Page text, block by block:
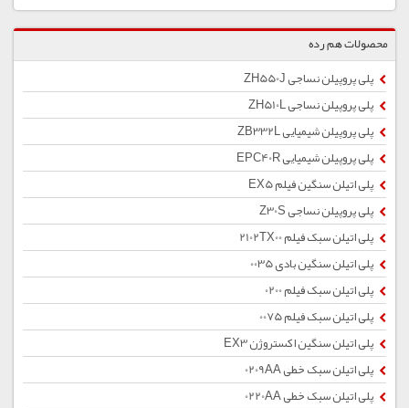
محصولات هم رده
پلی پروپیلن نساجی ZH550J
پلی پروپیلن نساجی ZH510L
پلی پروپیلن شیمیایی ZB332L
پلی پروپیلن شیمیایی EPC40R
پلی اتیلن سنگین فیلم EX5
پلی پروپیلن نساجی Z30S
پلی اتیلن سبک فیلم 2102TX00
پلی اتیلن سنگین بادی 0035
پلی اتیلن سبک فیلم 0200
پلی اتیلن سبک فیلم 0075
پلی اتیلن سنگین اکستروژن EX3
پلی اتیلن سبک خطی 0209AA
پلی اتیلن سبک خطی 0220AA